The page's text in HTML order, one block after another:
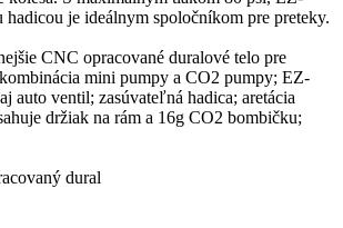
hadicou je ideálnym spoločníkom pre preteky.
CNC opracované duralové telo pre
mini pumpy a CO2 pumpy; EZ-
auto ventil; zasúvateľná hadica; aretácia
držiak na rám a 16g CO2 bombičku;
dural